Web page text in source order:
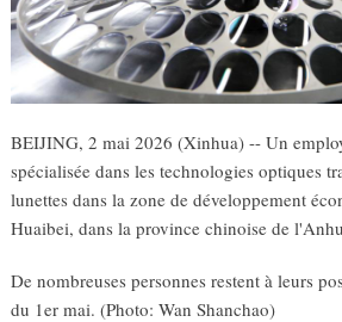
BEIJING, 2 mai 2026 (Xinhua) -- Un
spécialisée dans les technologies optiques
lunettes dans la zone de développement
Huaibei, dans la province chinoise de
De nombreuses personnes restent à leurs
du 1er mai. (Photo: Wan Shanchao)